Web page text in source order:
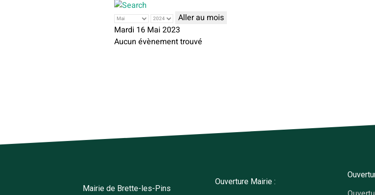
Aller au mois
Mardi 16 Mai 2023
Aucun évènement trouvé
Mairie de Brette-les-Pins
Ouverture Mairie :